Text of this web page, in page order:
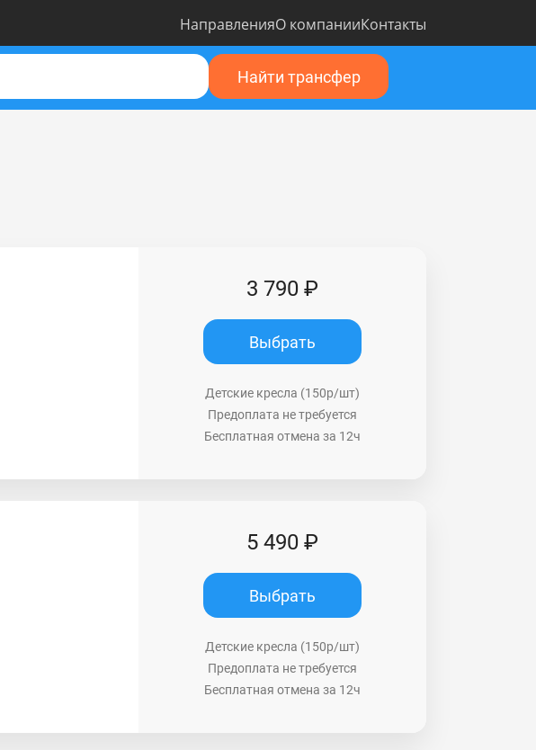
НаправленияО компанииКонтакты
Найти трансфер
3 790 ₽
Выбрать
Детские кресла (150р/шт)
Предоплата не требуется
Бесплатная отмена за 12ч
5 490 ₽
Выбрать
Детские кресла (150р/шт)
Предоплата не требуется
Бесплатная отмена за 12ч